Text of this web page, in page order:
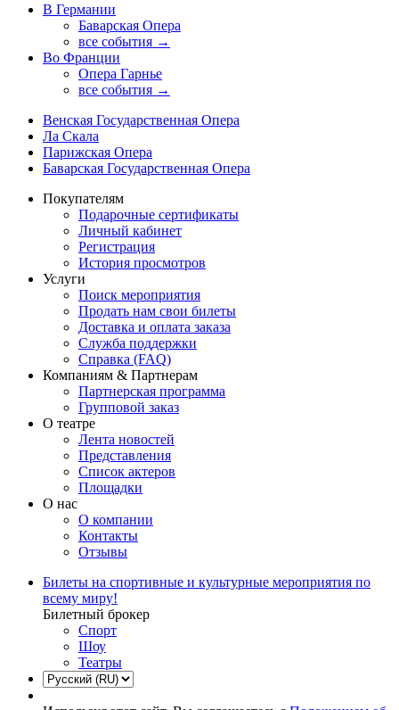
В Германии
Баварская Опера
все события →
Во Франции
Опера Гарнье
все события →
Венская Государственная Опера
Ла Скала
Парижская Опера
Баварская Государственная Опера
Покупателям
Подарочные сертификаты
Личный кабинет
Регистрация
История просмотров
Услуги
Поиск мероприятия
Продать нам свои билеты
Доставка и оплата заказа
Служба поддержки
Справка (FAQ)
Компаниям & Партнерам
Партнерская программа
Групповой заказ
О театре
Лента новостей
Представления
Список актеров
Площадки
О нас
О компании
Контакты
Отзывы
Билеты на спортивные и культурные мероприятия по
всему миру!
Билетный брокер
Спорт
Шоу
Театры